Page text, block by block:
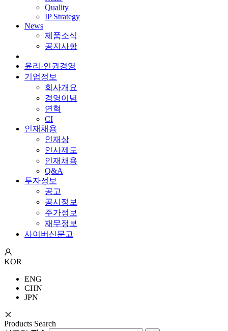
Quality
IP Strategy
News
제품소식
공지사항
윤리·인권경영
기업정보
회사개요
경영이념
연혁
CI
인재채용
인재상
인사제도
인재채용
Q&A
투자정보
공고
공시정보
주가정보
재무정보
사이버신문고
KOR
ENG
CHN
JPN
Products Search